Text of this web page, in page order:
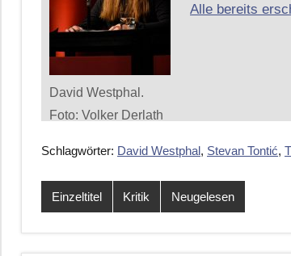
David Westphal.
Foto: Volker Derlath
Alle bereits
Schlagwörter: David Westphal, Stevan Tontić,
Einzeltitel Kritik Neugelesen